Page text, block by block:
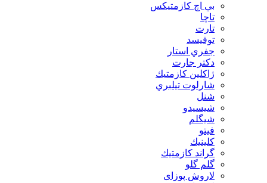
بي اچ كازمتيكس
تاچا
تارت
توفيسد
جفري استار
دكتر جارت
ژاكلين كازمتيك
شارلوت تيلبري
شنل
شيسيدو
شیگلم
فيتو
كلينيك
گراند كازمتيك
گلم گلو
لاروش پوزای